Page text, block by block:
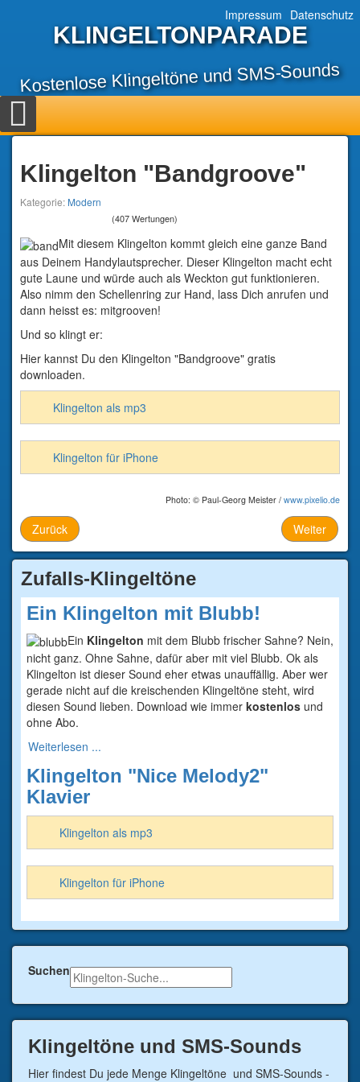
Impressum Datenschutz
KLINGELTONPARADE
Kostenlose Klingeltöne und SMS-Sounds
Klingelton "Bandgroove"
Kategorie: Modern
(407 Wertungen)
Mit diesem Klingelton kommt gleich eine ganze Band
aus Deinem Handylautsprecher. Dieser Klingelton macht echt
gute Laune und würde auch als Weckton gut funktionieren.
Also nimm den Schellenring zur Hand, lass Dich anrufen und
dann heisst es: mitgrooven!
Und so klingt er:
Hier kannst Du den Klingelton "Bandgroove" gratis
downloaden.
Klingelton als mp3
Klingelton für iPhone
Photo: © Paul-Georg Meister / www.pixelio.de
Zurück Weiter
Zufalls-Klingeltöne
Ein Klingelton mit Blubb!
Ein Klingelton mit dem Blubb frischer Sahne? Nein,
nicht ganz. Ohne Sahne, dafür aber mit viel Blubb. Ok als
Klingelton ist dieser Sound eher etwas unauffällig. Aber wer
gerade nicht auf die kreischenden Klingeltöne steht, wird
diesen Sound lieben. Download wie immer kostenlos und
ohne Abo.
Weiterlesen ...
Klingelton "Nice Melody2"
Klavier
Klingelton als mp3
Klingelton für iPhone
Suchen
Klingeltöne und SMS-Sounds
Hier findest Du jede Menge Klingeltöne und SMS-Sounds -